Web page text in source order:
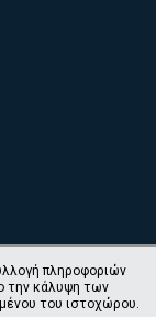
πληροφοριών
την κάλυψη των
του ιστοχώρου.